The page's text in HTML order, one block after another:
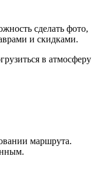
сделать фото,
и скидками.
в атмосферу
маршрута.